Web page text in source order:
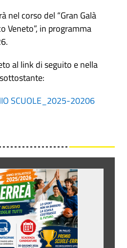
nel corso del “Gran Galà
Veneto”, in programma
al link di seguito e nella
SCUOLE_2025-20206